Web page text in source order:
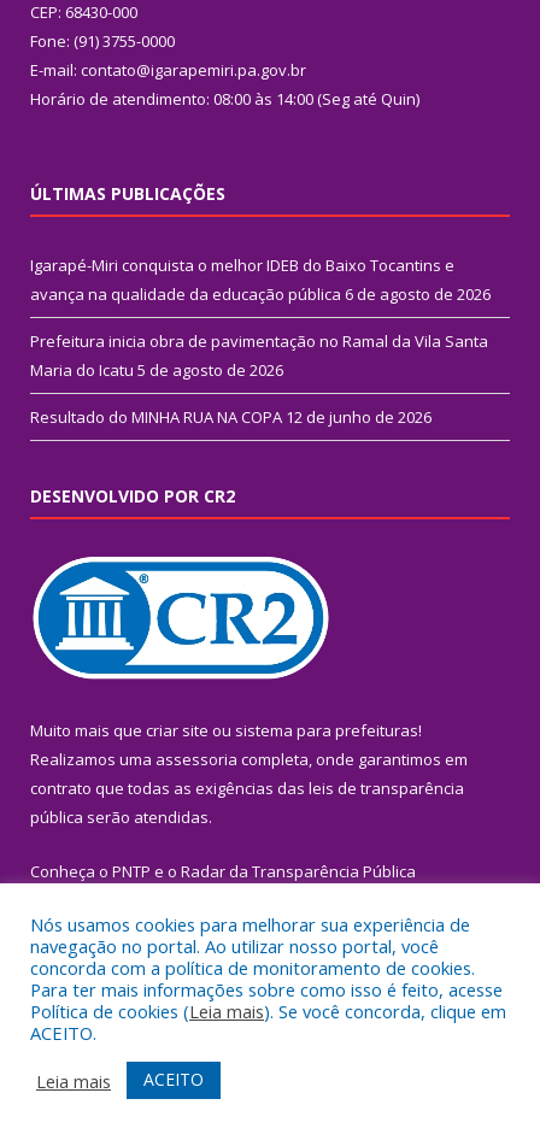
CEP: 68430-000
Fone: (91) 3755-0000
E-mail: contato@igarapemiri.pa.gov.br
Horário de atendimento: 08:00 às 14:00 (Seg até Quin)
ÚLTIMAS PUBLICAÇÕES
Igarapé-Miri conquista o melhor IDEB do Baixo Tocantins e
avança na qualidade da educação pública 6 de agosto de 2026
Prefeitura inicia obra de pavimentação no Ramal da Vila Santa
Maria do Icatu 5 de agosto de 2026
Resultado do MINHA RUA NA COPA 12 de junho de 2026
DESENVOLVIDO POR CR2
Muito mais que criar site ou sistema para prefeituras!
Realizamos uma assessoria completa, onde garantimos em
contrato que todas as exigências das leis de transparência
pública serão atendidas.
Conheça o PNTP e o Radar da Transparência Pública
Todos os direitos reservados a Prefeitura Municipal de Igarapé-
Miri.
Mapa do Site
Acessar Área Administrativa
Acessar Webmail
Nós usamos cookies para melhorar sua experiência de
navegação no portal. Ao utilizar nosso portal, você
concorda com a política de monitoramento de cookies.
Para ter mais informações sobre como isso é feito, acesse
Política de cookies (Leia mais). Se você concorda, clique em
ACEITO.
Leia mais
ACEITO